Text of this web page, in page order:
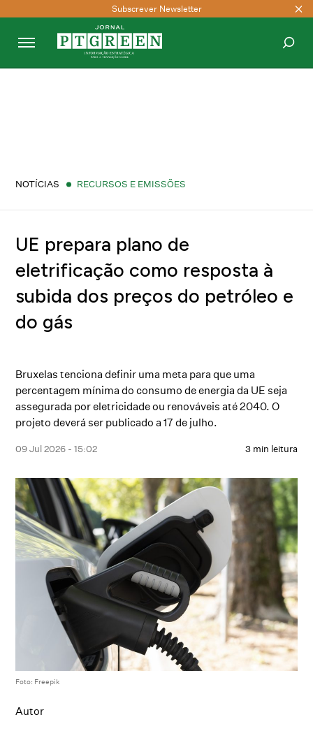
Subscrever Newsletter
NOTÍCIAS RECURSOS E EMISSÕES
UE prepara plano de
eletrificação como resposta à
subida dos preços do petróleo e
do gás
Bruxelas tenciona definir uma meta para que uma
percentagem mínima do consumo de energia da UE seja
assegurada por eletricidade ou renováveis até 2040. O
projeto deverá ser publicado a 17 de julho.
09 Jul 2026 - 15:02 3 min leitura
Foto: Freepik
Autor